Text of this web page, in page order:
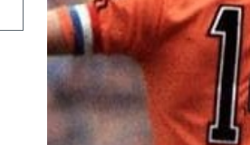
feature a regular fit
drawstring. The
front, adding a
Plus d’information